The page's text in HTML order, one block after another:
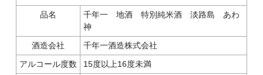
品名
千年一 地酒 特別純米酒 淡路島 あわ
神
酒造会社
千年一酒造株式会社
アルコール度数
15度以上16度未満